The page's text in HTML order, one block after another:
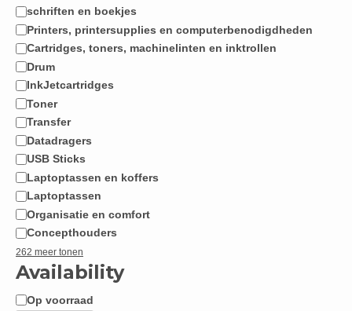
schriften en boekjes
Printers, printersupplies en computerbenodigdheden
Cartridges, toners, machinelinten en inktrollen
Drum
InkJetcartridges
Toner
Transfer
Datadragers
USB Sticks
Laptoptassen en koffers
Laptoptassen
Organisatie en comfort
Concepthouders
262 meer tonen
Availability
Beschikbaarheid
Op voorraad